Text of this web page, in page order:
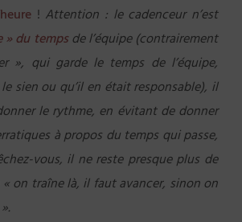
! Attention : le cadenceur n’est
» du tempsde l’équipe (contrairement
», qui garde le temps de l’équipe,
sien ou qu’il en était responsable), il
le rythme, en évitant de donner
à propos du temps qui passe,
vous, il ne reste presque plus de
on traîne là, il faut avancer, sinon on